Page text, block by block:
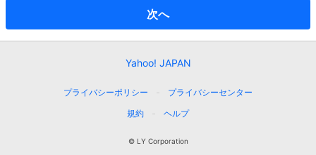
次へ
Yahoo! JAPAN
プライバシーポリシー
プライバシーセンター
規約
ヘルプ
© LY Corporation